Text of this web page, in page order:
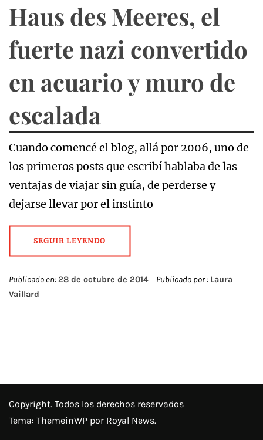
Haus des Meeres, el
fuerte nazi convertido
en acuario y muro de
escalada
Cuando comencé el blog, allá por 2006, uno de
los primeros posts que escribí hablaba de las
ventajas de viajar sin guía, de perderse y
dejarse llevar por el instinto
SEGUIR LEYENDO
Publicado en:28 de octubre de 2014 Publicado por : Laura
Vaillard
Copyright. Todos los derechos reservados
Tema: ThemeinWP por Royal News.